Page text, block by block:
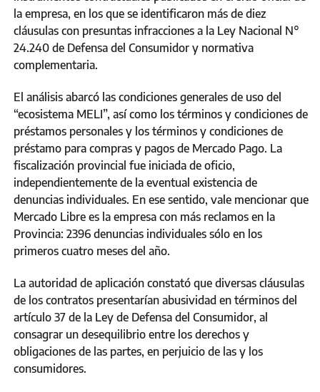
la empresa, en los que se identificaron más de diez
cláusulas con presuntas infracciones a la Ley Nacional N°
24.240 de Defensa del Consumidor y normativa
complementaria.
El análisis abarcó las condiciones generales de uso del
“ecosistema MELI”, así como los términos y condiciones de
préstamos personales y los términos y condiciones de
préstamo para compras y pagos de Mercado Pago. La
fiscalización provincial fue iniciada de oficio,
independientemente de la eventual existencia de
denuncias individuales. En ese sentido, vale mencionar que
Mercado Libre es la empresa con más reclamos en la
Provincia: 2396 denuncias individuales sólo en los
primeros cuatro meses del año.
La autoridad de aplicación constató que diversas cláusulas
de los contratos presentarían abusividad en términos del
artículo 37 de la Ley de Defensa del Consumidor, al
consagrar un desequilibrio entre los derechos y
obligaciones de las partes, en perjuicio de las y los
consumidores.